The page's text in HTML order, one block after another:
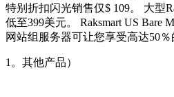
特别折扣闪光销售仅$ 109。 大型
低至399美元。 Raksmart US Bare
网站组服务器可让您享受高达50％
1。其他产品）